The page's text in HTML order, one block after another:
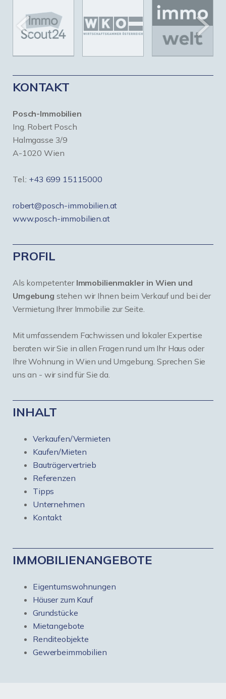
KONTAKT
Posch-Immobilien
Ing. Robert Posch
Halmgasse 3/9
A-1020 Wien
Tel.: +43 699 15115000
robert@posch-immobilien.at
www.posch-immobilien.at
PROFIL
Als kompetenter Immobilienmakler in Wien und
Umgebung stehen wir Ihnen beim Verkauf und bei der
Vermietung Ihrer Immobilie zur Seite.
Mit umfassendem Fachwissen und lokaler Expertise
beraten wir Sie in allen Fragen rund um Ihr Haus oder
Ihre Wohnung in Wien und Umgebung. Sprechen Sie
uns an - wir sind für Sie da.
INHALT
Verkaufen/Vermieten
Kaufen/Mieten
Bauträgervertrieb
Referenzen
Tipps
Unternehmen
Kontakt
IMMOBILIENANGEBOTE
Eigentumswohnungen
Häuser zum Kauf
Grundstücke
Mietangebote
Renditeobjekte
Gewerbeimmobilien